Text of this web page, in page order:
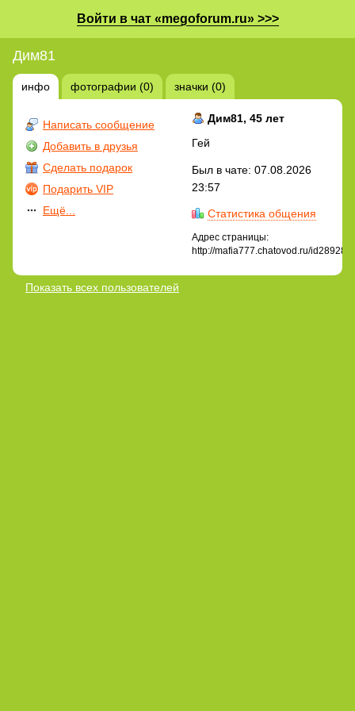
Войти в чат «megoforum.ru» >>>
Дим81
инфо фотографии (0) значки (0)
Написать сообщение
Добавить в друзья
Сделать подарок
Подарить VIP
Ещё...
Дим81, 45 лет
Гей
Был в чате: 07.08.2026
23:57
Статистика общения
Адрес страницы:
http://mafia777.chatovod.ru/
Показать всех пользователей